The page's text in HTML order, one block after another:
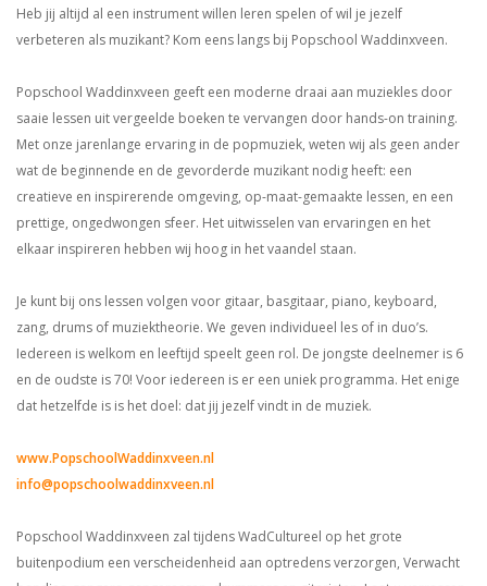
Heb jij altijd al een instrument willen leren spelen of wil je jezelf
verbeteren als muzikant? Kom eens langs bij Popschool Waddinxveen.
Popschool Waddinxveen geeft een moderne draai aan muziekles door
saaie lessen uit vergeelde boeken te vervangen door hands-on training.
Met onze jarenlange ervaring in de popmuziek, weten wij als geen ander
wat de beginnende en de gevorderde muzikant nodig heeft: een
creatieve en inspirerende omgeving, op-maat-gemaakte lessen, en een
prettige, ongedwongen sfeer. Het uitwisselen van ervaringen en het
elkaar inspireren hebben wij hoog in het vaandel staan.
Je kunt bij ons lessen volgen voor gitaar, basgitaar, piano, keyboard,
zang, drums of muziektheorie. We geven individueel les of in duo’s.
Iedereen is welkom en leeftijd speelt geen rol. De jongste deelnemer is 6
en de oudste is 70! Voor iedereen is er een uniek programma. Het enige
dat hetzelfde is is het doel: dat jij jezelf vindt in de muziek.
www.PopschoolWaddinxveen.nl
info@popschoolwaddinxveen.nl
Popschool Waddinxveen zal tijdens WadCultureel op het grote
buitenpodium een verscheidenheid aan optredens verzorgen, Verwacht